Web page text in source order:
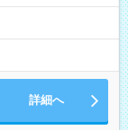
詳細へ